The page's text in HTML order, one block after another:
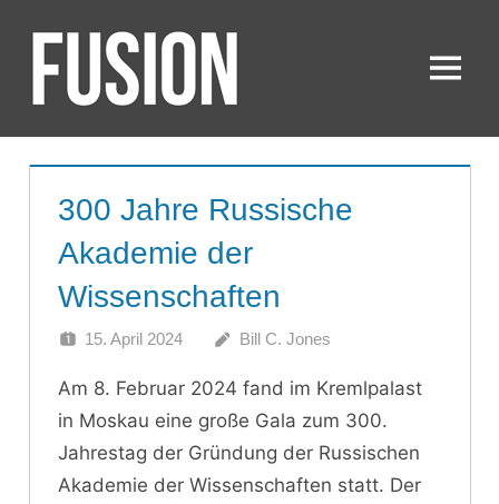
Inhalt
springenFUSION Menü
300 Jahre Russische
Akademie der
Wissenschaften
15. April 2024 Bill C. Jones
Am 8. Februar 2024 fand im Kremlpalast
in Moskau eine große Gala zum 300.
Jahrestag der Gründung der Russischen
Akademie der Wissenschaften statt. Der